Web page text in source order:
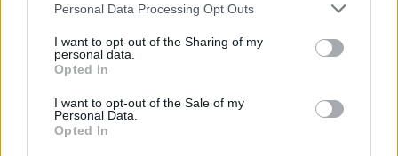
Personal Data Processing Opt Outs
I want to opt-out of the Sharing of my
personal data.
Opted In
I want to opt-out of the Sale of my
Personal Data.
Opted In
Τουρκία: «Δεν στοχεύει
κάποια συγκεκριμένη
χώρα η αμυντική
συμφωνία με Πακιστάν
και Σαουδική Αραβία»
Προκλήσεων
Αιγαίο από
8 παραβάσεις